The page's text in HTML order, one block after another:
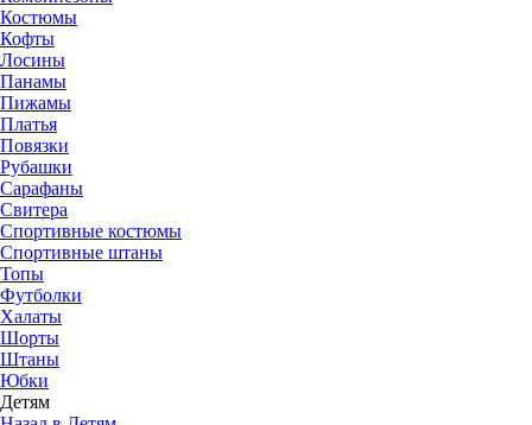
Костюмы
Кофты
Лосины
Панамы
Пижамы
Платья
Повязки
Рубашки
Сарафаны
Свитера
Спортивные костюмы
Спортивные штаны
Топы
Футболки
Халаты
Шорты
Штаны
Юбки
Детям